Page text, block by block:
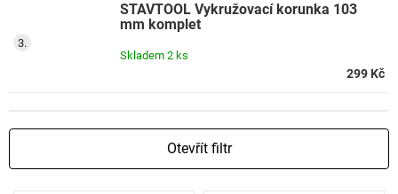
STAVTOOL Vykružovací korunka 103
mm komplet
Skladem 2 ks
299 Kč
Otevřít filtr